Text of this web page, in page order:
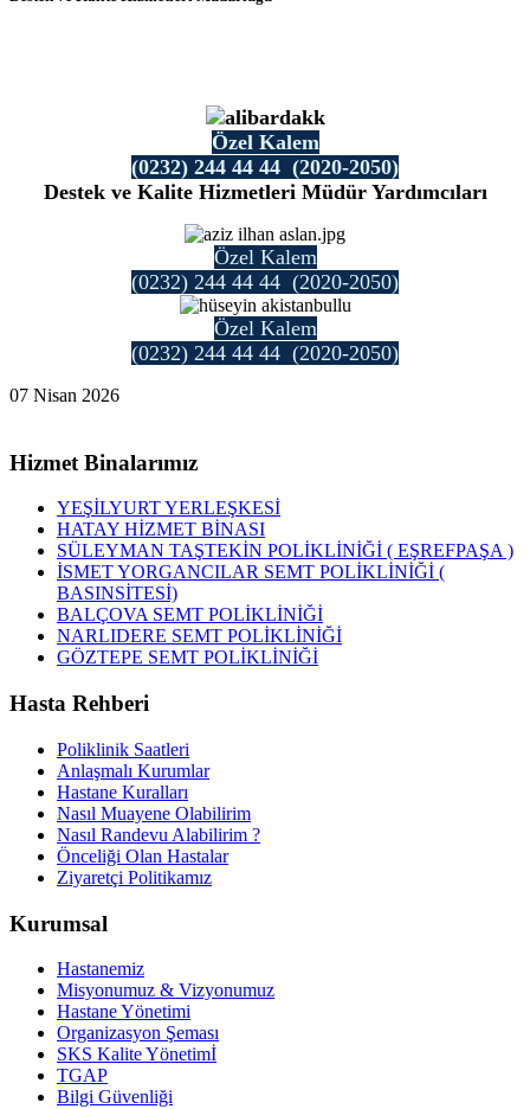
Özel Kalem
(0232) 244 44 44 (2020-2050)
Destek ve Kalite Hizmetleri Müdür Yardımcıları
Özel Kalem
(0232) 244 44 44 (2020-2050)
Özel Kalem
(0232) 244 44 44 (2020-2050)
07 Nisan 2026
Hizmet Binalarımız
YEŞİLYURT YERLEŞKESİ
HATAY HİZMET BİNASI
SÜLEYMAN TAŞTEKİN POLİKLİNİĞİ ( EŞREFPAŞA )
İSMET YORGANCILAR SEMT POLİKLİNİĞİ (
BASINSİTESİ)
BALÇOVA SEMT POLİKLİNİĞİ
NARLIDERE SEMT POLİKLİNİĞİ
GÖZTEPE SEMT POLİKLİNİĞİ
Hasta Rehberi
Poliklinik Saatleri
Anlaşmalı Kurumlar
Hastane Kuralları
Nasıl Muayene Olabilirim
Nasıl Randevu Alabilirim ?
Önceliği Olan Hastalar
Ziyaretçi Politikamız
Kurumsal
Hastanemiz
Misyonumuz & Vizyonumuz
Hastane Yönetimi
Organizasyon Şeması
SKS Kalite Yönetimİ
TGAP
Bilgi Güvenliği